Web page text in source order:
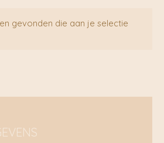
gevonden die aan je selectie